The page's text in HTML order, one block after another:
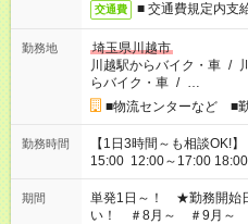
交通費 ■ 交通費規定内支
勤務地
埼玉県川越市
川越駅からバイク・車 /
らバイク・車 / …
■物流センターなど ■
勤務時間
【1日3時間～も相談OK!】 ＜シフト例＞ 9:00～12:00 10:00～
15:00 12:00～17:00 18:00～21:00 など
お気軽にご相談ください！
期間
単発1日～！ ★勤務開始
い！ ＃8月～ ＃9月～